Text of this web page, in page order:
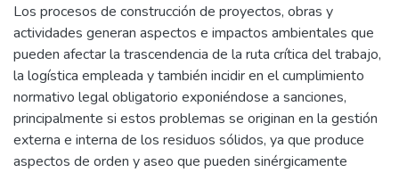
Los procesos de construcción de proyectos, obras y
actividades generan aspectos e impactos ambientales que
pueden afectar la trascendencia de la ruta crítica del trabajo,
la logística empleada y también incidir en el cumplimiento
normativo legal obligatorio exponiéndose a sanciones,
principalmente si estos problemas se originan en la gestión
externa e interna de los residuos sólidos, ya que produce
aspectos de orden y aseo que pueden sinérgicamente